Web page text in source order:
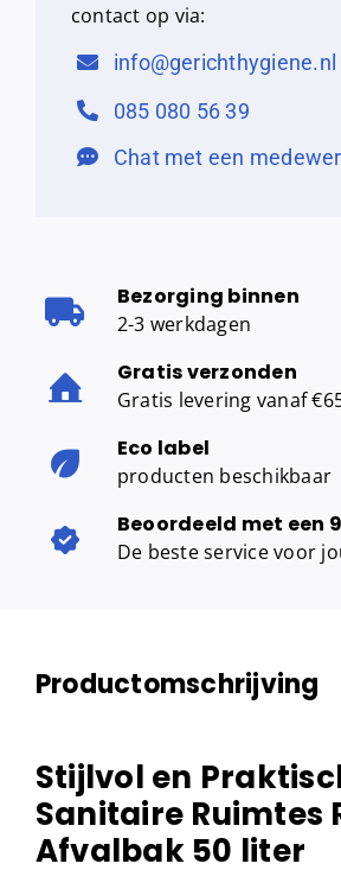
contact op via:
info@gerichthygiene.nl
085 080 56 39
Chat met een
Bezorging binnen
2-3 werkdagen
Gratis verzonden
Gratis levering vanaf
Eco label
producten beschikbaar
Beoordeeld met een
De beste service voor
Productomschrijving
Stijlvol en
Sanitaire Ruimtes
Afvalbak 50 liter